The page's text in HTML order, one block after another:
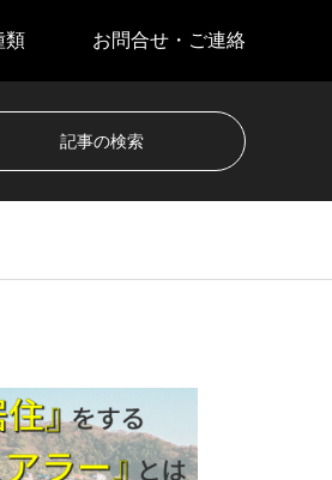
類 お問合せ・ご連絡